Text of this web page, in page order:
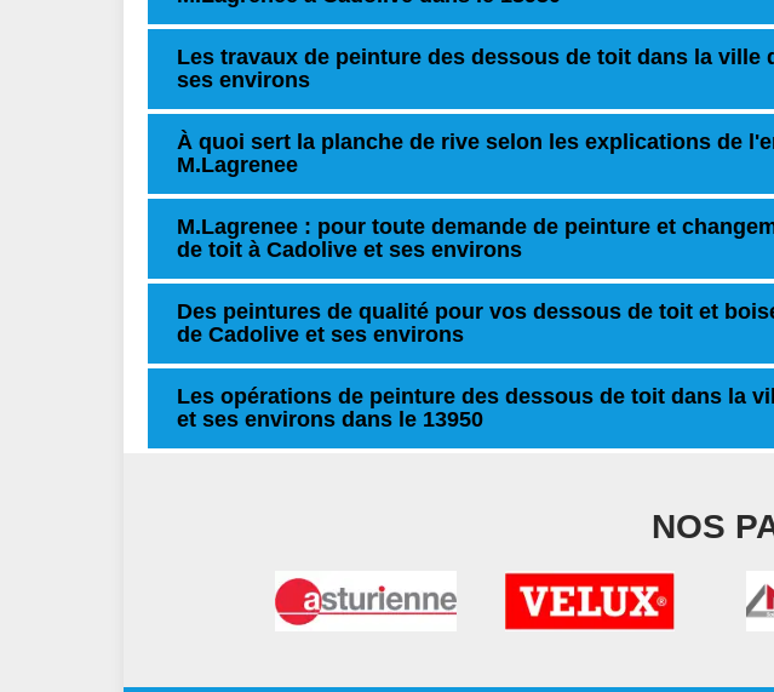
Les travaux de peinture des dessous de toit dans la ville
ses environs
À quoi sert la planche de rive selon les explications de
M.Lagrenee
M.Lagrenee : pour toute demande de peinture et
de toit à Cadolive et ses environs
Des peintures de qualité pour vos dessous de toit et
de Cadolive et ses environs
Les opérations de peinture des dessous de toit dans la
et ses environs dans le 13950
NOS